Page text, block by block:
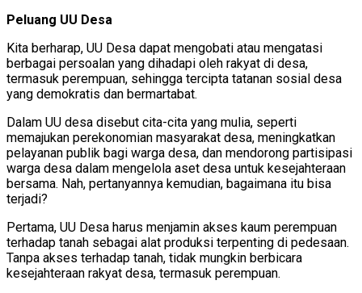
Peluang UU Desa
Kita berharap, UU Desa dapat mengobati atau mengatasi
berbagai persoalan yang dihadapi oleh rakyat di desa,
termasuk perempuan, sehingga tercipta tatanan sosial desa
yang demokratis dan bermartabat.
Dalam UU desa disebut cita-cita yang mulia, seperti
memajukan perekonomian masyarakat desa, meningkatkan
pelayanan publik bagi warga desa, dan mendorong partisipasi
warga desa dalam mengelola aset desa untuk kesejahteraan
bersama. Nah, pertanyannya kemudian, bagaimana itu bisa
terjadi?
Pertama, UU Desa harus menjamin akses kaum perempuan
terhadap tanah sebagai alat produksi terpenting di pedesaan.
Tanpa akses terhadap tanah, tidak mungkin berbicara
kesejahteraan rakyat desa, termasuk perempuan.